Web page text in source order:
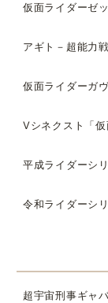
仮面ライダーゼ
アギト－超能力
仮面ライダーガ
Vシネクスト「
平成ライダーシ
令和ライダーシ
超宇宙刑事ギャ